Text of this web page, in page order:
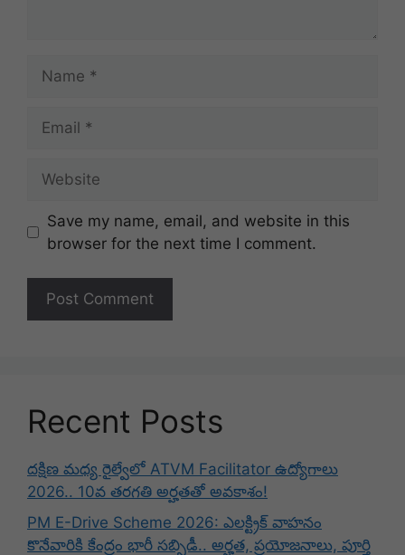
Save my name, email, and website in this
browser for the next time I comment.
Recent Posts
దక్షిణ మధ్య రైల్వేలో ATVM Facilitator ఉద్యోగాలు
2026.. 10వ తరగతి అర్హతతో అవకాశం!
PM E-Drive Scheme 2026: ఎలక్ట్రిక్ వాహనం
కొనేవారికి కేంద్రం భారీ సబ్సిడీ.. అర్హత, ప్రయోజనాలు, పూర్తి